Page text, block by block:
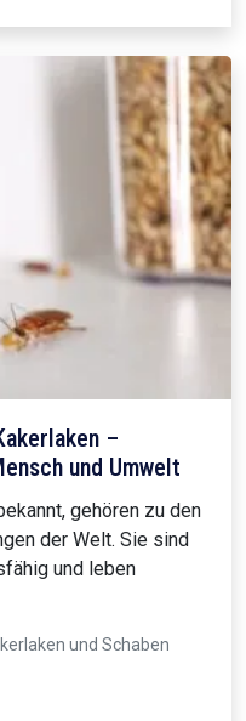
–
und Umwelt
gehören zu den
der Welt. Sie sind
und leben
und Schaben